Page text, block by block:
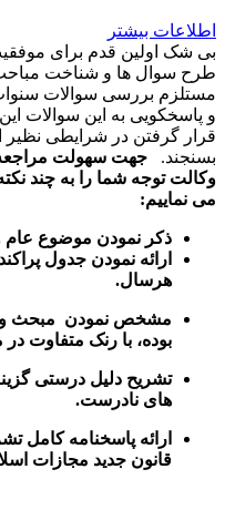
اطلاعات بیشتر
بی شک اولین قدم برای
طرح سوال ها و شناخت
مستلزم بررسی سوالات
و پاسخکویی به این سوالات
قرار گرفتن در شرایطی
بسنجند.
وکالت توجه شما را به چند
می نماییم:
ذکر نمودن موضوع
ارائه نمودن جدول
هرسال.
مشخص نمودن مبحث
بوده، با رنک متفاوت
تشریح دلیل درستی
های نادرست.
ارائه پاسخنامه کامل
قانون جدید مجازات